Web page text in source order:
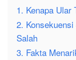
1. Kenapa
2.
Salah
3. Fakta